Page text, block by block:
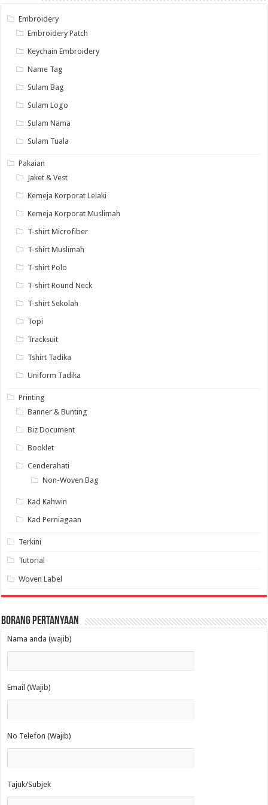
Embroidery
Embroidery Patch
Keychain Embroidery
Name Tag
Sulam Bag
Sulam Logo
Sulam Nama
Sulam Tuala
Pakaian
Jaket & Vest
Kemeja Korporat Lelaki
Kemeja Korporat Muslimah
T-shirt Microfiber
T-shirt Muslimah
T-shirt Polo
T-shirt Round Neck
T-shirt Sekolah
Topi
Tracksuit
Tshirt Tadika
Uniform Tadika
Printing
Banner & Bunting
Biz Document
Booklet
Cenderahati
Non-Woven Bag
Kad Kahwin
Kad Perniagaan
Terkini
Tutorial
Woven Label
Borang Pertanyaan
Nama anda (wajib)
Email (Wajib)
No Telefon (Wajib)
Tajuk/Subjek